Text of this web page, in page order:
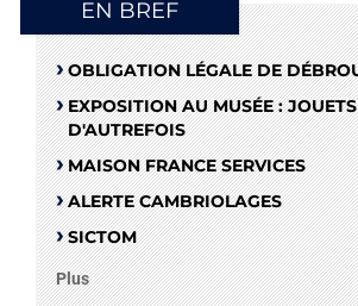
EN BREF
OBLIGATION LÉGALE DE
EXPOSITION AU MUSÉE :
D'AUTREFOIS
MAISON FRANCE SERVICES
ALERTE CAMBRIOLAGES
SICTOM
Plus